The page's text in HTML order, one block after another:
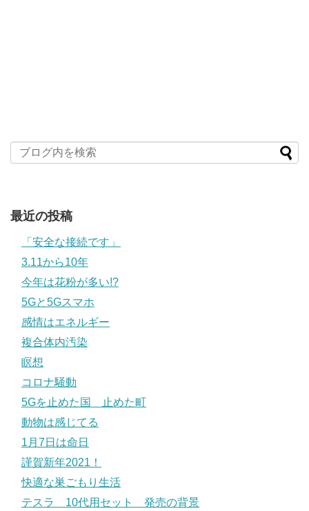
最近の投稿
「安全な接続です」
3.11から10年
今年は花粉が多い!?
5Gと5Gスマホ
感情はエネルギー
複合体内汚染
瞑想
コロナ騒動
5Gを止めた国 止めた町
動物は感じてる
1月7日は命日
謹賀新年2021！
快適な巣ごもり生活
テスラ 10代用セット 発売の背景